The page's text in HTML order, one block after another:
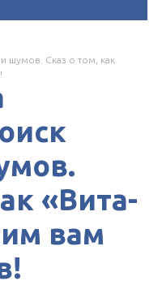
шумов. Сказ о том, как
«Вита-
вам